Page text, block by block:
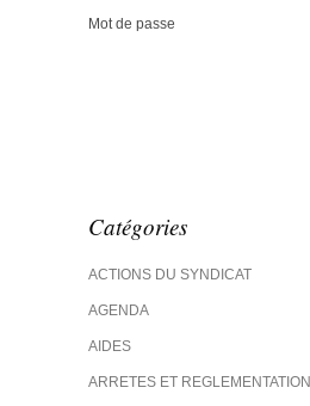
Mot de passe
Catégories
ACTIONS DU SYNDICAT
AGENDA
AIDES
ARRETES ET REGLEMENTATION